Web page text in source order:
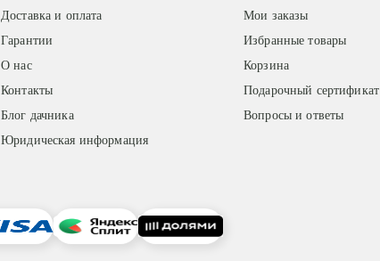
Доставка и оплата
Гарантии
О нас
Контакты
Блог дачника
Юридическая информация
Мои заказы
Избранные товары
Корзина
Подарочный сертификат
Вопросы и ответы